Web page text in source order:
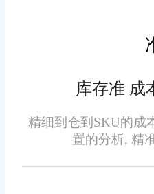
营成本，提高盈
四、灵活的
报告是企业
义报告模板，
类型的报告，
报告、财务报
库存准 成
精细到仓到SKU的成
置的分析, 精